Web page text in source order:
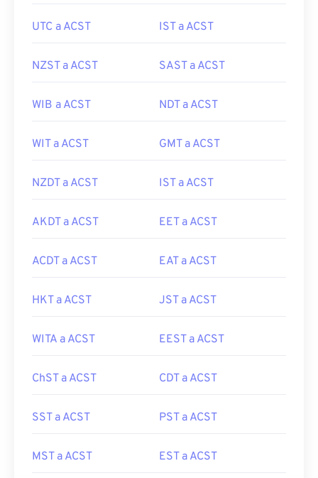
UTC a ACST IST a ACST
NZST a ACST SAST a ACST
WIB a ACST NDT a ACST
WIT a ACST GMT a ACST
NZDT a ACST IST a ACST
AKDT a ACST EET a ACST
ACDT a ACST EAT a ACST
HKT a ACST JST a ACST
WITA a ACST EEST a ACST
ChST a ACST CDT a ACST
SST a ACST PST a ACST
MST a ACST EST a ACST